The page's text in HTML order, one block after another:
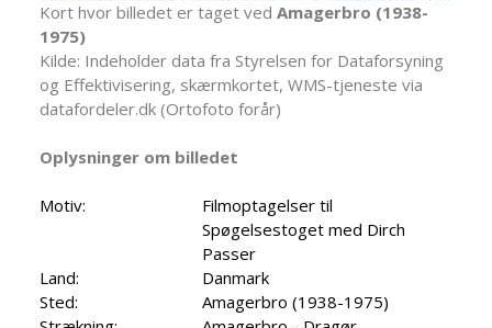
Kort hvor billedet er taget ved Amagerbro (1938-
1975)
Kilde: Indeholder data fra Styrelsen for Dataforsyning
og Effektivisering, skærmkortet, WMS-tjeneste via
datafordeler.dk (Ortofoto forår)
Oplysninger om billedet
Motiv:
Filmoptagelser til
Spøgelsestoget med Dirch
Passer
Land:
Danmark
Sted:
Amagerbro (1938-1975)